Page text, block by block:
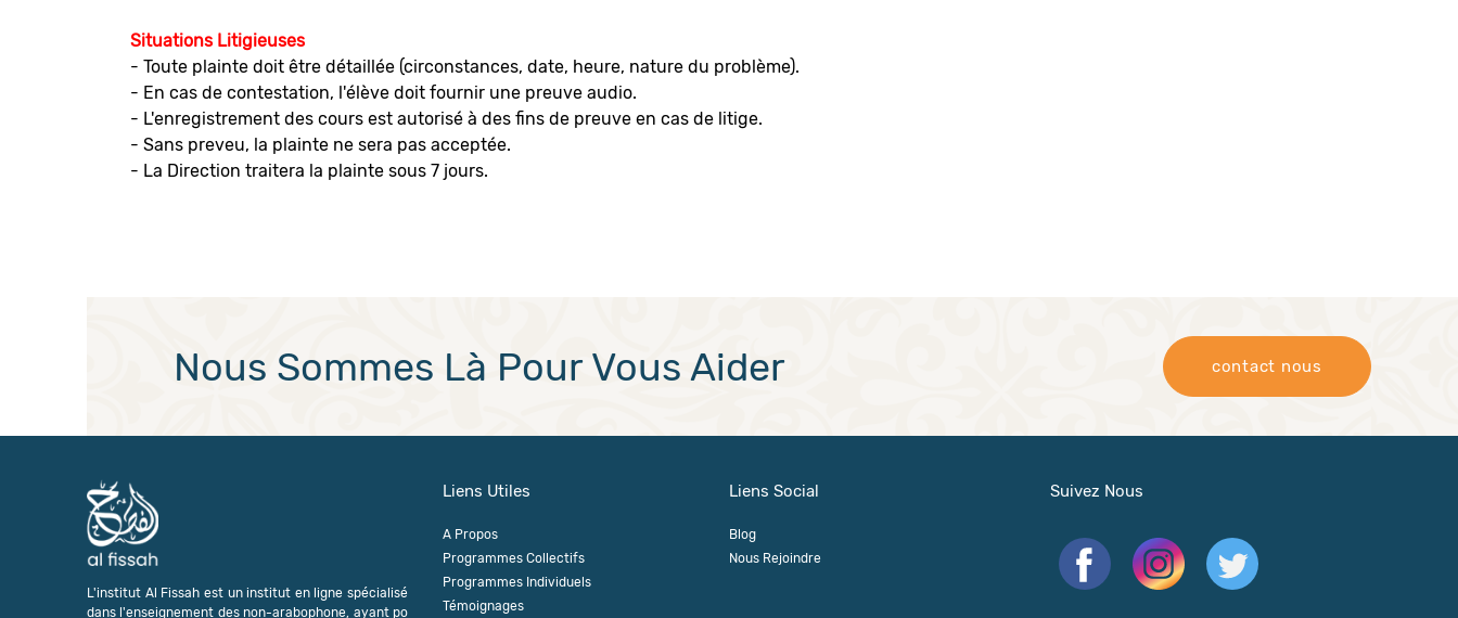
Situations Litigieuses
- Toute plainte doit être détaillée (circonstances, date, heure, nature du problème).
- En cas de contestation, l'élève doit fournir une preuve audio.
- L'enregistrement des cours est autorisé à des fins de preuve en cas de litige.
- Sans preveu, la plainte ne sera pas acceptée.
- La Direction traitera la plainte sous 7 jours.
Nous Sommes Là Pour Vous Aider contact nous
L'institut Al Fissah est un institut en ligne spécialisé
dans l'enseignement des non-arabophone, ayant po
Liens Utiles
A Propos
Programmes Collectifs
Programmes Individuels
Témoignages
Liens Social
Blog
Nous Rejoindre
Suivez Nous